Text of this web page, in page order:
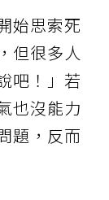
始思索死
但很多人
吧！」若
也沒能力
題，反而